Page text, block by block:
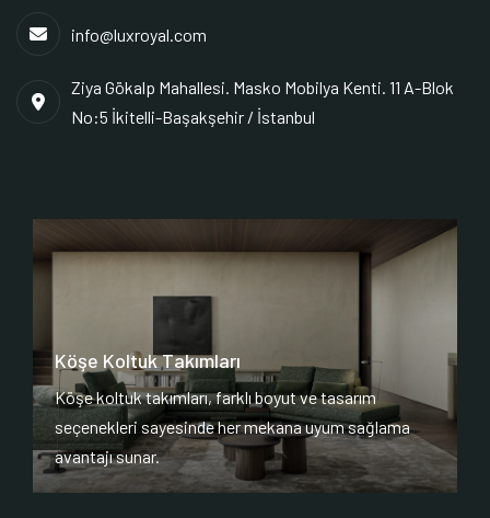
info@luxroyal.com
Ziya Gökalp Mahallesi. Masko Mobilya Kenti. 11 A-Blok
No:5 İkitelli-Başakşehir / İstanbul
Köşe Koltuk Takımları
Köşe koltuk takımları, farklı boyut ve tasarım
seçenekleri sayesinde her mekana uyum sağlama
avantajı sunar.